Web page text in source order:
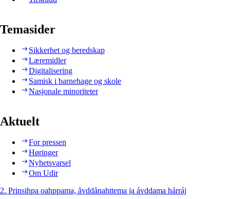
Temasider
Sikkerhet og beredskap
Læremidler
Digitalisering
Samisk i barnehage og skole
Nasjonale minoriteter
Aktuelt
For pressen
Høringer
Nyhetsvarsel
Om Udir
2. Prinsihpa oahppama, åvddånahttema ja ávddama hárráj